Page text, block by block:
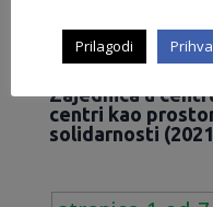
Zajednica u
centri kao
solidarnosti
Prilagodi